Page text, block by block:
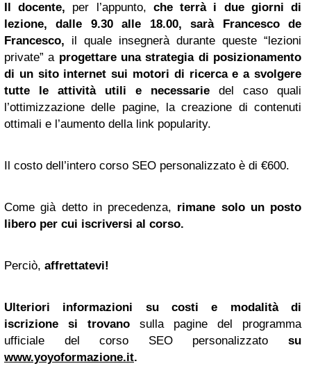
Il docente, per l’appunto, che terrà i due giorni di
lezione, dalle 9.30 alle 18.00, sarà Francesco de
Francesco, il quale insegnerà durante queste “lezioni
private” aprogettare una strategia di posizionamento
di un sito internet sui motori di ricerca e a svolgere
tutte le attività utili e necessarie del caso quali
l’ottimizzazione delle pagine, la creazione di contenuti
ottimali e l’aumento della link popularity.
Il costo dell’intero corso SEO personalizzato è di €600.
Come già detto in precedenza, rimane solo un posto
libero per cui iscriversi al corso.
Perciò, affrettatevi!
Ulteriori informazioni su costi e modalità di
iscrizione si trovano sulla pagine del programma
ufficiale del corso SEO personalizzato su
www.yoyoformazione.it.